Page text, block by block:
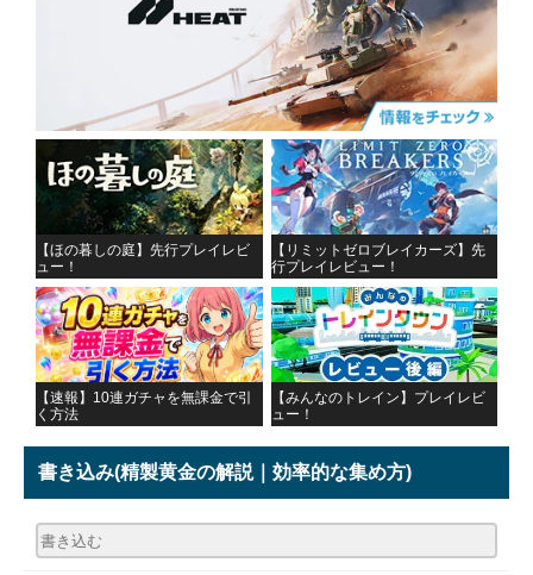
【ほの暮しの庭】先行プレイレビ
ュー！
【リミットゼロブレイカーズ】先
行プレイレビュー！
【速報】10連ガチャを無課金で引
く方法
【みんなのトレイン】プレイレビ
ュー！
書き込み(精製黄金の解説｜効率的な集め方)